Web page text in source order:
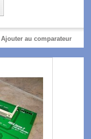
Ajouter au comparateur